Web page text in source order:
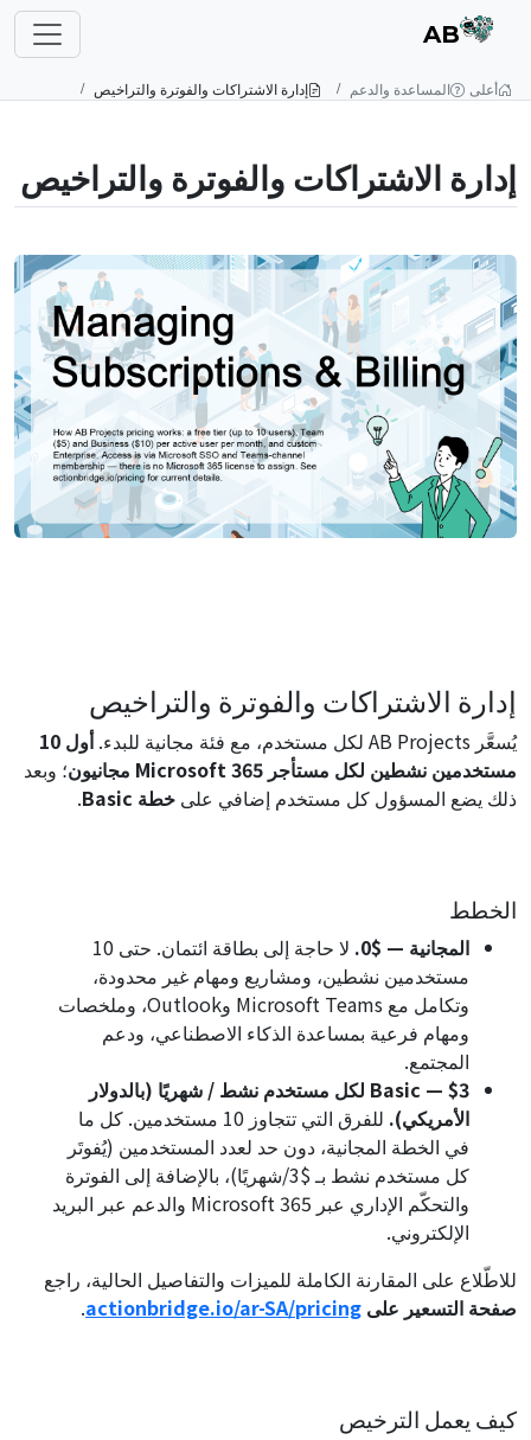
AB
أعلى المساعدة والدعم إدارة الاشتراكات والفوترة والتراخيص
إدارة الاشتراكات والفوترة والتراخيص
إدارة الاشتراكات والفوترة والتراخيص
يُسعَّر AB Projects لكل مستخدم، مع فئة مجانية للبدء.
أول 10
مستخدمين نشطين لكل مستأجر Microsoft 365 مجانيون
؛ وبعد
ذلك يضع المسؤول كل مستخدم إضافي على خطة Basic .
الخطط
المجانية — $0.
لا حاجة إلى بطاقة ائتمان. حتى 10
مستخدمين نشطين، ومشاريع ومهام غير محدودة،
وتكامل مع Microsoft Teams وOutlook، وملخصات
ومهام فرعية بمساعدة الذكاء الاصطناعي، ودعم
المجتمع.
Basic — $3 لكل مستخدم نشط / شهريًا (بالدولار
الأمريكي).
للفرق التي تتجاوز 10 مستخدمين. كل ما
في الخطة المجانية، دون حد لعدد المستخدمين (يُفوتَر
كل مستخدم نشط بـ $3/شهريًا)، بالإضافة إلى الفوترة
والتحكّم الإداري عبر Microsoft 365 والدعم عبر البريد
الإلكتروني.
للاطّلاع على المقارنة الكاملة للميزات والتفاصيل الحالية، راجع
صفحة التسعير على actionbridge.io/ar-SA/pricing
.
كيف يعمل الترخيص